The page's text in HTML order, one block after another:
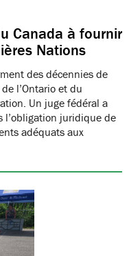
Canada à fournir
Nations
des décennies de
l’Ontario et du
Un juge fédéral a
l’obligation juridique de
adéquats aux